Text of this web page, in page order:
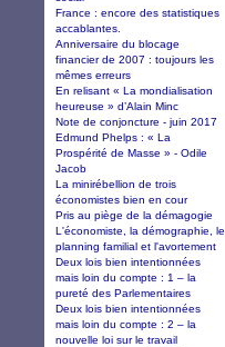
France : encore des statistiques
accablantes.
Anniversaire du blocage
financier de 2007 : toujours les
mêmes erreurs
En relisant « La mondialisation
heureuse » d’Alain Minc
Note de conjoncture - juin 2017
Edmund Phelps : « La
Prospérité de Masse » - Odile
Jacob
La minirébellion de trois
économistes bien en cour
Pris au piège de la démagogie
L'économiste, la démographie, le
planning familial et l'avortement
Deux lois bien intentionnées
mais loin du compte : 1 – la
pureté des Parlementaires
Deux lois bien intentionnées
mais loin du compte : 2 – la
nouvelle loi sur le travail